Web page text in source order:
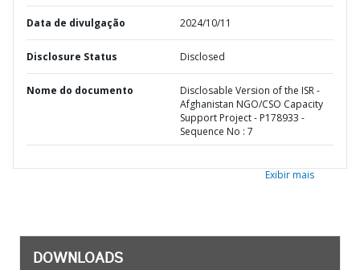
Data de divulgação 2024/10/11
Disclosure Status Disclosed
Nome do documento
Disclosable Version of the ISR -
Afghanistan NGO/CSO Capacity
Support Project - P178933 -
Sequence No : 7
Exibir mais
DOWNLOADS